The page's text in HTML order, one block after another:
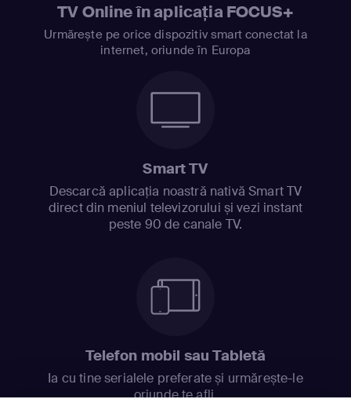
TV Online în aplicația FOCUS+
Urmărește pe orice dispozitiv smart conectat la
internet, oriunde în Europa
Smart TV
Descarcă aplicația noastră nativă Smart TV
direct din meniul televizorului și vezi instant
peste 90 de canale TV.
Telefon mobil sau Tabletă
Ia cu tine serialele preferate și urmărește-le
oriunde te afli.